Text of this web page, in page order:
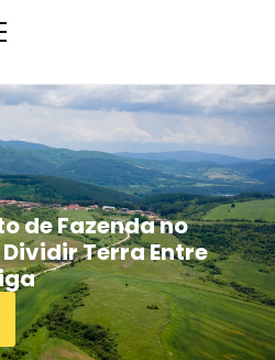
de Fazenda no
Terra Entre